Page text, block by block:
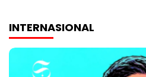
INTERNASIONAL